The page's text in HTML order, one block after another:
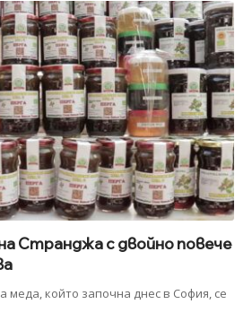
Странджа с двойно повече
меда, който започна днес в София, се